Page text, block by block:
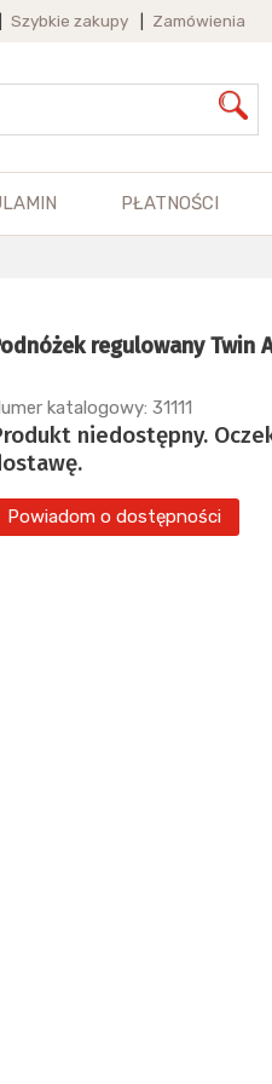
Szybkie zakupy Zamówienia
PŁATNOŚCI
regulowany Twin
katalogowy: 31111
niedostępny.
Powiadom o dostępności